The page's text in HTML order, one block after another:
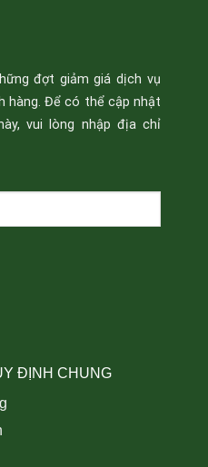
đợt giảm giá dịch vụ
hàng. Để có thể cập nhật
vui lòng nhập địa chỉ
ĐỊNH CHUNG